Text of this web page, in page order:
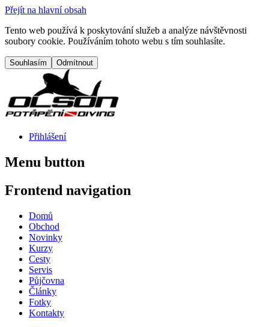
Přejít na hlavní obsah
Tento web používá k poskytování služeb a analýze návštěvnosti
soubory cookie. Používáním tohoto webu s tím souhlasíte.
Přihlášení
Menu button
Frontend navigation
Domů
Obchod
Novinky
Kurzy
Cesty
Servis
Půjčovna
Články
Fotky
Kontakty